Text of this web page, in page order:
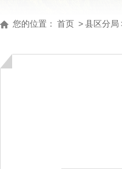
您的位置： 首页 >县区分局